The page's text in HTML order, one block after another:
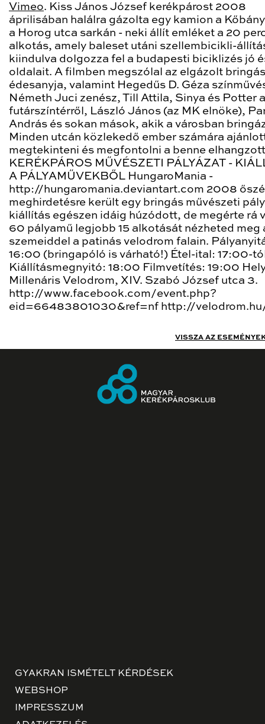
Vimeo. Kiss János József kerékpárost 2008
áprilisában halálra gázolta egy kamion a
a Horog utca sarkán - neki állít emléket a 20
alkotás, amely baleset utáni szellembicikli-
kiindulva dolgozza fel a budapesti biciklizés jó
oldalait. A filmben megszólal az elgázolt bringás
édesanyja, valamint Hegedűs D. Géza
Németh Juci zenész, Till Attila, Sinya és Potter a
futárszíntérről, László János (az MK elnöke),
András és sokan mások, akik a városban
Minden utcán közlekedő ember számára
megtekinteni és megfontolni a benne
KERÉKPÁROS MŰVÉSZETI PÁLYÁZAT -
A PÁLYAMŰVEKBŐL HungaroMania -
http://hungaromania.deviantart.com 2008
meghirdetésre került egy bringás művészeti
kiállítás egészen idáig húzódott, de megérte rá
60 pályamű legjobb 15 alkotását nézheted meg
szemeiddel a patinás velodrom falain.
16:00 (bringapóló is várható!) Étel-ital: 17:00-
Kiállításmegnyitó: 18:00 Filmvetítés: 19:00
Millenáris Velodrom, XIV. Szabó József utca 3.
http://www.facebook.com/event.php?
eid=66483801030&ref=nf http://
VISSZA AZ
GYAKRAN ISMÉTELT KÉRDÉSEK
WEBSHOP
IMPRESSZUM